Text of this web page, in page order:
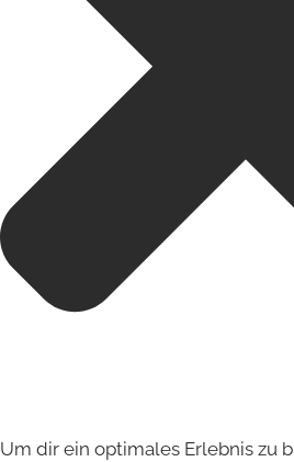
Um dir ein optimales Erlebnis zu